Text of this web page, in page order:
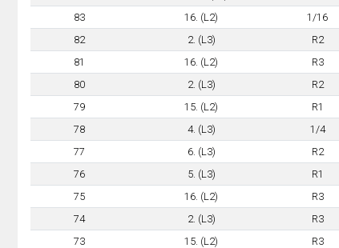
83
16. (L2) 1/16
82
2. (L3) R2
81
16. (L2) R3
80
2. (L3) R2
79
15. (L2) R1
78
4. (L3) 1/4
77
6. (L3) R2
76
5. (L3) R1
75
16. (L2) R3
74
2. (L3) R3
73
15. (L2) R3